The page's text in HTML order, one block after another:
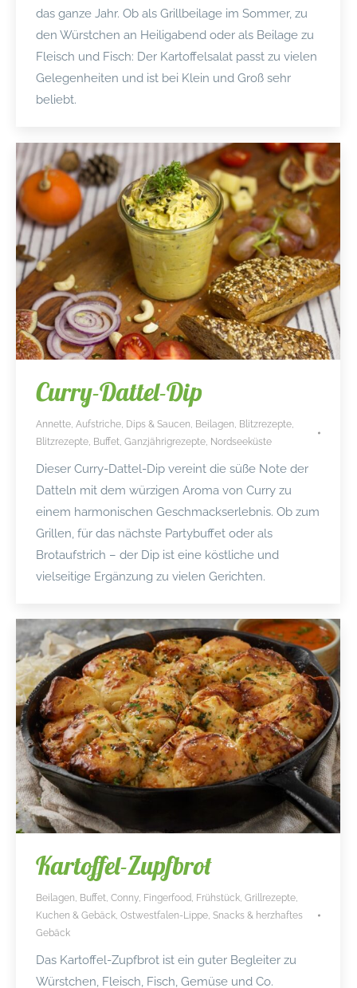
das ganze Jahr. Ob als Grillbeilage im Sommer, zu
den Würstchen an Heiligabend oder als Beilage zu
Fleisch und Fisch: Der Kartoffelsalat passt zu vielen
Gelegenheiten und ist bei Klein und Groß sehr
beliebt.
Curry-Dattel-Dip
Annette Aufstriche, Dips & Saucen Beilagen Blitzrezepte
Blitzrezepte Buffet Ganzjährigrezepte Nordseeküste
Dieser Curry-Dattel-Dip vereint die süße Note der
Datteln mit dem würzigen Aroma von Curry zu
einem harmonischen Geschmackserlebnis. Ob zum
Grillen, für das nächste Partybuffet oder als
Brotaufstrich – der Dip ist eine köstliche und
vielseitige Ergänzung zu vielen Gerichten.
Kartoffel-Zupfbrot
Beilagen, Buffet, Conny, Fingerfood, Frühstück, Grillrezepte,
Kuchen & Gebäck, Ostwestfalen-Lippe, Snacks & herzhaftes
Gebäck
Das Kartoffel-Zupfbrot ist ein guter Begleiter zu
Würstchen, Fleisch, Fisch, Gemüse und Co.